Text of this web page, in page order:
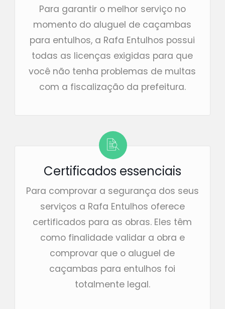
Para garantir o melhor serviço no
momento do aluguel de caçambas
para entulhos, a Rafa Entulhos possui
todas as licenças exigidas para que
você não tenha problemas de multas
com a fiscalização da prefeitura.
Certificados essenciais
Para comprovar a segurança dos seus
serviços a Rafa Entulhos oferece
certificados para as obras. Eles têm
como finalidade validar a obra e
comprovar que o aluguel de
caçambas para entulhos foi
totalmente legal.